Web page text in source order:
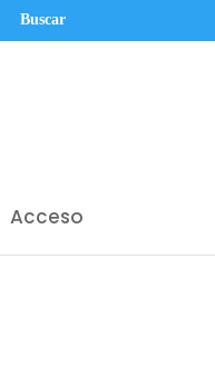
Buscar
Acceso